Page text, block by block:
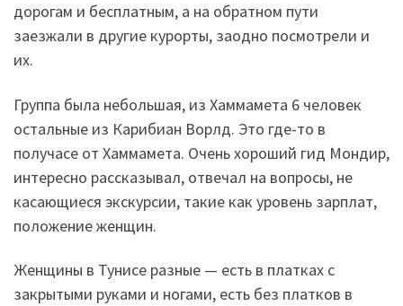
дорогам и бесплатным, а на обратном пути
заезжали в другие курорты, заодно посмотрели и
их.
Группа была небольшая, из Хаммамета 6 человек
остальные из Карибиан Ворлд. Это где-то в
получасе от Хаммамета. Очень хороший гид Мондир,
интересно рассказывал, отвечал на вопросы, не
касающиеся экскурсии, такие как уровень зарплат,
положение женщин.
Женщины в Тунисе разные — есть в платках с
закрытыми руками и ногами, есть без платков в